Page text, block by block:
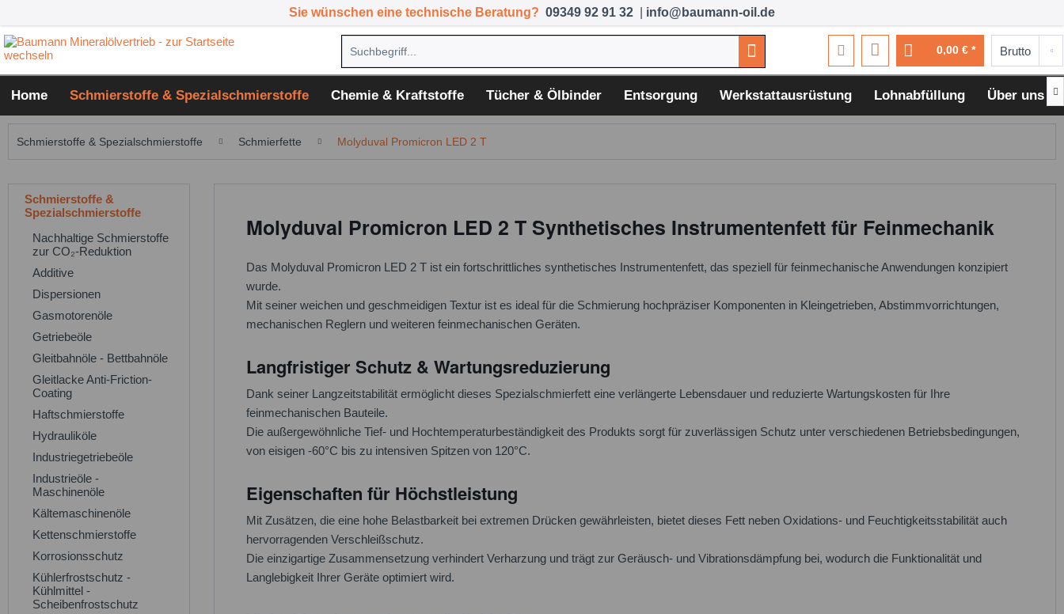
Sie wünschen eine technische Beratung? 09349 92 91 32 info@baumann-oil.de
0,00 € *
Home Schmierstoffe & Spezialschmierstoffe Chemie & Kraftstoffe Tücher & Ölbinder Entsorgung Werkstattausrüstung Lohnabfüllung Über uns 
Schmierstoffe & Spezialschmierstoffe Schmierfette Molyduval Promicron LED 2 T
Schmierstoffe &
Spezialschmierstoffe
Nachhaltige Schmierstoffe
zur CO₂-Reduktion
Additive
Dispersionen
Gasmotorenöle
Getriebeöle
Gleitbahnöle - Bettbahnöle
Gleitlacke Anti-Friction-
Coating
Haftschmierstoffe
Hydrauliköle
Industriegetriebeöle
Industrieöle -
Maschinenöle
Kältemaschinenöle
Kettenschmierstoffe
Korrosionsschutz
Kühlerfrostschutz -
Kühlmittel -
Scheibenfrostschutz
Molyduval Promicron LED 2 T Synthetisches Instrumentenfett für Feinmechanik
Das Molyduval Promicron LED 2 T ist ein fortschrittliches synthetisches Instrumentenfett, das speziell für feinmechanische Anwendungen konzipiert
wurde.
Mit seiner weichen und geschmeidigen Textur ist es ideal für die Schmierung hochpräziser Komponenten in Kleingetrieben, Abstimmvorrichtungen,
mechanischen Reglern und weiteren feinmechanischen Geräten.
Langfristiger Schutz & Wartungsreduzierung
Dank seiner Langzeitstabilität ermöglicht dieses Spezialschmierfett eine verlängerte Lebensdauer und reduzierte Wartungskosten für Ihre
feinmechanischen Bauteile.
Die außergewöhnliche Tief- und Hochtemperaturbeständigkeit des Produkts sorgt für zuverlässigen Schutz unter verschiedenen Betriebsbedingungen,
von eisigen -60°C bis zu intensiven Spitzen von 120°C.
Eigenschaften für Höchstleistung
Mit Zusätzen, die eine hohe Belastbarkeit bei extremen Drücken gewährleisten, bietet dieses Fett neben Oxidations- und Feuchtigkeitsstabilität auch
hervorragenden Verschleißschutz.
Die einzigartige Zusammensetzung verhindert Verharzung und trägt zur Geräusch- und Vibrationsdämpfung bei, wodurch die Funktionalität und
Langlebigkeit Ihrer Geräte optimiert wird.